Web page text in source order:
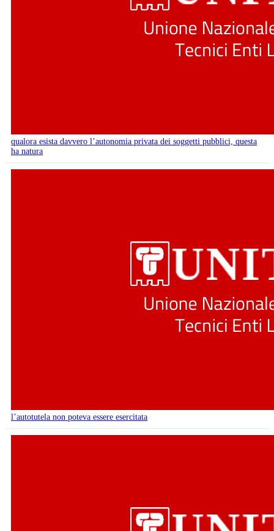
qualora esista davvero l’autonomia privata dei soggetti pubblici, questa
ha natura
l’autotutela non poteva essere esercitata